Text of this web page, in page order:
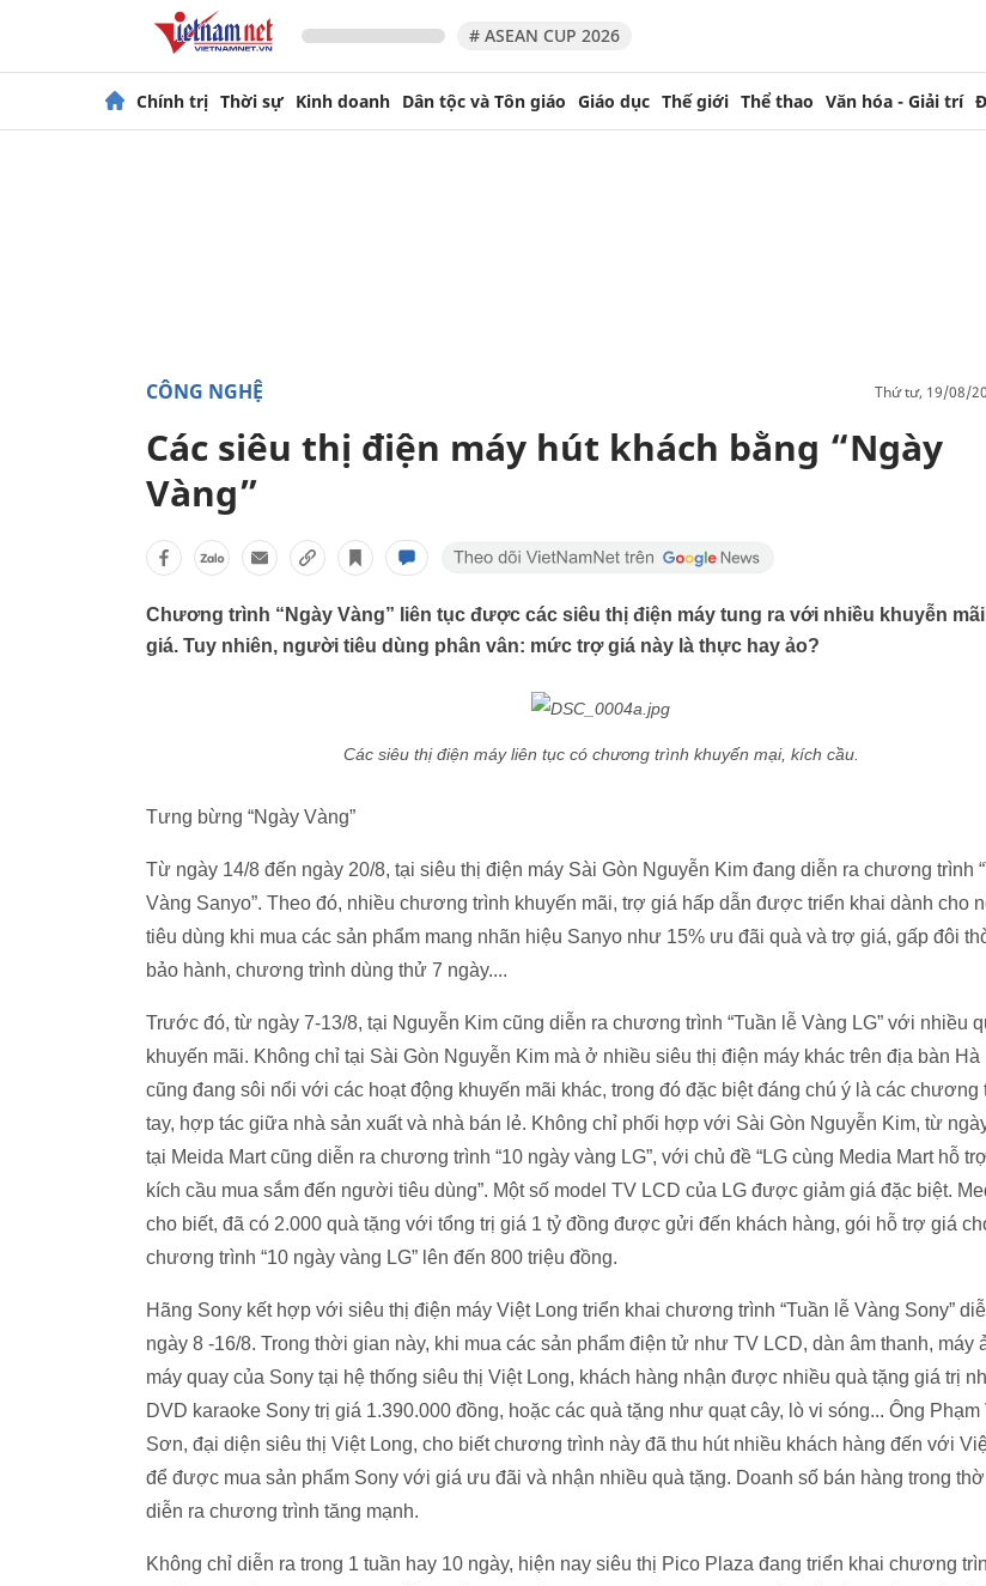
# ASEAN CUP 2026
Chính trị Thời sự Kinh doanh Dân tộc và Tôn giáo Giáo dục Thế giới Thể thao Văn hóa - Giải trí
CÔNG NGHỆ thứ tư, 19/08/
Các siêu thị điện máy hút khách bằng “Ngày
Vàng”
Chương trình “Ngày Vàng” liên tục được các siêu thị điện máy tung ra với nhiều khuyễn
giá. Tuy nhiên, người tiêu dùng phân vân: mức trợ giá này là thực hay ảo?
Các siêu thị điện máy liên tục có chương trình khuyến mại, kích cầu.
Tưng bừng “Ngày Vàng”
Từ ngày 14/8 đến ngày 20/8, tại siêu thị điện máy Sài Gòn Nguyễn Kim đang diễn ra chương trình
Vàng Sanyo”. Theo đó, nhiều chương trình khuyến mãi, trợ giá hấp dẫn được triển khai dành cho
tiêu dùng khi mua các sản phẩm mang nhãn hiệu Sanyo như 15% ưu đãi quà và trợ giá, gấp đôi
bảo hành, chương trình dùng thử 7 ngày....
Trước đó, từ ngày 7-13/8, tại Nguyễn Kim cũng diễn ra chương trình “Tuần lễ Vàng LG” với nhiều
khuyến mãi. Không chỉ tại Sài Gòn Nguyễn Kim mà ở nhiều siêu thị điện máy khác trên địa bàn Hà
cũng đang sôi nổi với các hoạt động khuyến mãi khác, trong đó đặc biệt đáng chú ý là các chương
tay, hợp tác giữa nhà sản xuất và nhà bán lẻ. Không chỉ phối hợp với Sài Gòn Nguyễn Kim, từ
tại Meida Mart cũng diễn ra chương trình “10 ngày vàng LG”, với chủ đề “LG cùng Media Mart hỗ
kích cầu mua sắm đến người tiêu dùng”. Một số model TV LCD của LG được giảm giá đặc biệt.
cho biết, đã có 2.000 quà tặng với tổng trị giá 1 tỷ đồng được gửi đến khách hàng, gói hỗ trợ giá
chương trình “10 ngày vàng LG” lên đến 800 triệu đồng.
Hãng Sony kết hợp với siêu thị điện máy Việt Long triển khai chương trình “Tuần lễ Vàng Sony”
ngày 8 -16/8. Trong thời gian này, khi mua các sản phẩm điện tử như TV LCD, dàn âm thanh, máy
máy quay của Sony tại hệ thống siêu thị Việt Long, khách hàng nhận được nhiều quà tặng giá trị
DVD karaoke Sony trị giá 1.390.000 đồng, hoặc các quà tặng như quạt cây, lò vi sóng... Ông Phạm
Sơn, đại diện siêu thị Việt Long, cho biết chương trình này đã thu hút nhiều khách hàng đến với
để được mua sản phẩm Sony với giá ưu đãi và nhận nhiều quà tặng. Doanh số bán hàng trong
diễn ra chương trình tăng mạnh.
Không chỉ diễn ra trong 1 tuần hay 10 ngày, hiện nay siêu thị Pico Plaza đang triển khai chương